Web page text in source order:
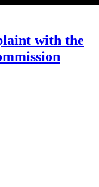
with the